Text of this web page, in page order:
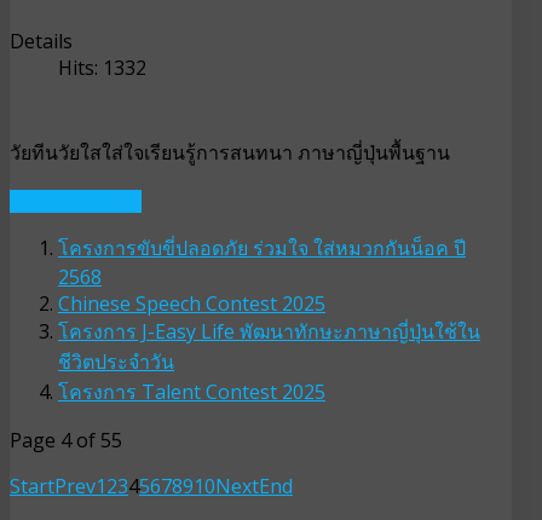
Details
Hits: 1332
วัยทีนวัยใสใส่ใจเรียนรู้การสนทนา ภาษาญี่ปุ่นพื้นฐาน
โครงการขับขี่ปลอดภัย ร่วมใจ ใส่หมวกกันน็อค ปี
2568
Chinese Speech Contest 2025
โครงการ J-Easy Life พัฒนาทักษะภาษาญี่ปุ่นใช้ใน
ชีวิตประจำวัน
โครงการ Talent Contest 2025
Page 4 of 55
StartPrev12345678910NextEnd